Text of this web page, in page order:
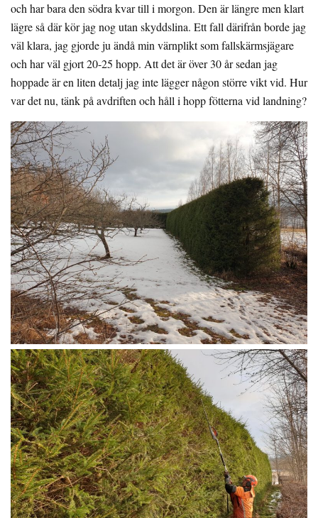
och har bara den södra kvar till i morgon. Den är längre men klart
lägre så där kör jag nog utan skyddslina. Ett fall därifrån borde jag
väl klara, jag gjorde ju ändå min värnplikt som fallskärmsjägare
och har väl gjort 20-25 hopp. Att det är över 30 år sedan jag
hoppade är en liten detalj jag inte lägger någon större vikt vid. Hur
var det nu, tänk på avdriften och håll i hopp fötterna vid landning?